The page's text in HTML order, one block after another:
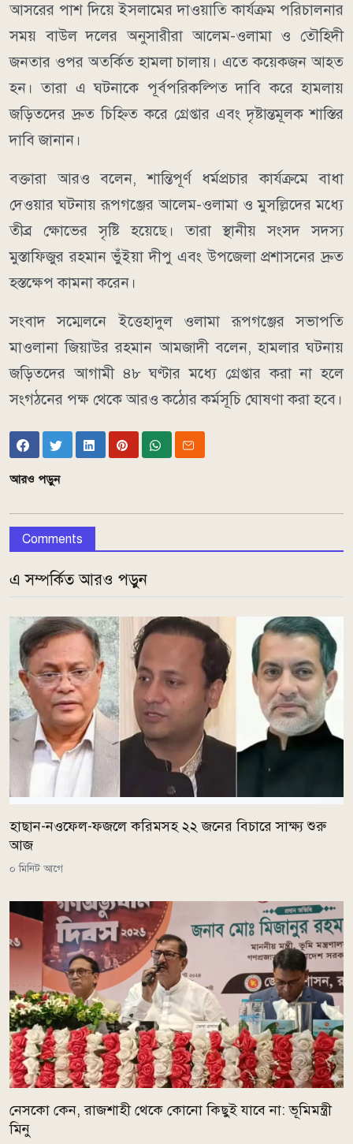
আসরের পাশ দিয়ে ইসলামের দাওয়াতি কার্যক্রম পরিচালনার
সময় বাউল দলের অনুসারীরা আলেম-ওলামা ও তৌহিদী
জনতার ওপর অতর্কিত হামলা চালায়। এতে কয়েকজন আহত
হন। তারা এ ঘটনাকে পূর্বপরিকল্পিত দাবি করে হামলায়
জড়িতদের দ্রুত চিহ্নিত করে গ্রেপ্তার এবং দৃষ্টান্তমূলক শাস্তির
দাবি জানান।
বক্তারা আরও বলেন, শান্তিপূর্ণ ধর্মপ্রচার কার্যক্রমে বাধা
দেওয়ার ঘটনায় রূপগঞ্জের আলেম-ওলামা ও মুসল্লিদের মধ্যে
তীব্র ক্ষোভের সৃষ্টি হয়েছে। তারা স্থানীয় সংসদ সদস্য
মুস্তাফিজুর রহমান ভুঁইয়া দীপু এবং উপজেলা প্রশাসনের দ্রুত
হস্তক্ষেপ কামনা করেন।
সংবাদ সম্মেলনে ইত্তেহাদুল ওলামা রূপগঞ্জের সভাপতি
মাওলানা জিয়াউর রহমান আমজাদী বলেন, হামলার ঘটনায়
জড়িতদের আগামী ৪৮ ঘণ্টার মধ্যে গ্রেপ্তার করা না হলে
সংগঠনের পক্ষ থেকে আরও কঠোর কর্মসূচি ঘোষণা করা হবে।
আরও পড়ুন
Comments
এ সম্পর্কিত আরও পড়ুন
হাছান-নওফেল-ফজলে করিমসহ ২২ জনের বিচারে সাক্ষ্য শুরু
আজ
০ মিনিট আগে
নেসকো কেন, রাজশাহী থেকে কোনো কিছুই যাবে না: ভূমিমন্ত্রী
মিনু